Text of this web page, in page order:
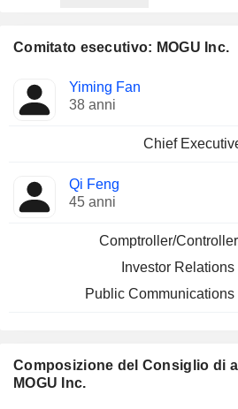
Comitato esecutivo: MOGU Inc.
Manager
Posizioni
ricoperte
Yiming Fan
38 anni
Chief
Qi Feng
45 anni
Comptroller/
Investor
Public Communications
Composizione del Consiglio di
MOGU Inc.